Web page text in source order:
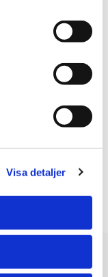
Visa detaljer